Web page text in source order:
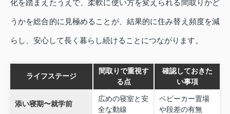
化を踏まえたうえで、柔軟に使い方を変えられる間取りかど
うかを総合的に見極めることが、結果的に住み替え頻度を減
らし、安心して長く暮らし続けることにつながります。
ライフステージ
間取りで重視す
る点
確認しておきた
い事項
添い寝期〜就学前
広めの寝室と安
全な動線
ベビーカー置場
や段差の有無